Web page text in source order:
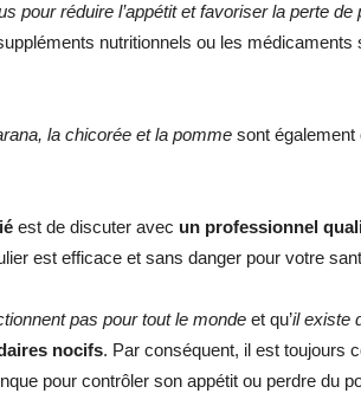
pour réduire l’appétit et favoriser la perte de
nutritionnels ou les médicaments
la chicorée et la pomme sont également
est de discuter avec un professionnel
est efficace et sans danger pour votre
pas pour tout le monde et qu’il existe
nocifs. Par conséquent, il est toujours
pour contrôler son appétit ou perdre du